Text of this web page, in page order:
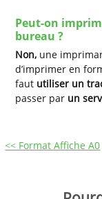
Peut-on
bureau ?
Non, une
d’imprimer en
faut utiliser un
passer par un
<< Format Affiche A0